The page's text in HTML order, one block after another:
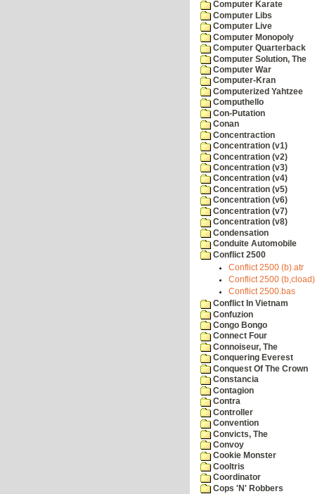
Computer Karate
Computer Libs
Computer Live
Computer Monopoly
Computer Quarterback
Computer Solution, The
Computer War
Computer-Kran
Computerized Yahtzee
Computhello
Con-Putation
Conan
Concentraction
Concentration (v1)
Concentration (v2)
Concentration (v3)
Concentration (v4)
Concentration (v5)
Concentration (v6)
Concentration (v7)
Concentration (v8)
Condensation
Conduite Automobile
Conflict 2500
Conflict 2500 (b).atr
Conflict 2500
Conflict 2500.bas
Conflict In Vietnam
Confuzion
Congo Bongo
Connect Four
Connoiseur, The
Conquering Everest
Conquest Of The Crown
Constancia
Contagion
Contra
Controller
Convention
Convicts, The
Convoy
Cookie Monster
Cooltris
Coordinator
Cops 'N' Robbers